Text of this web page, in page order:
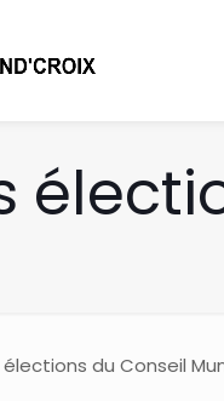
élections du Conseil